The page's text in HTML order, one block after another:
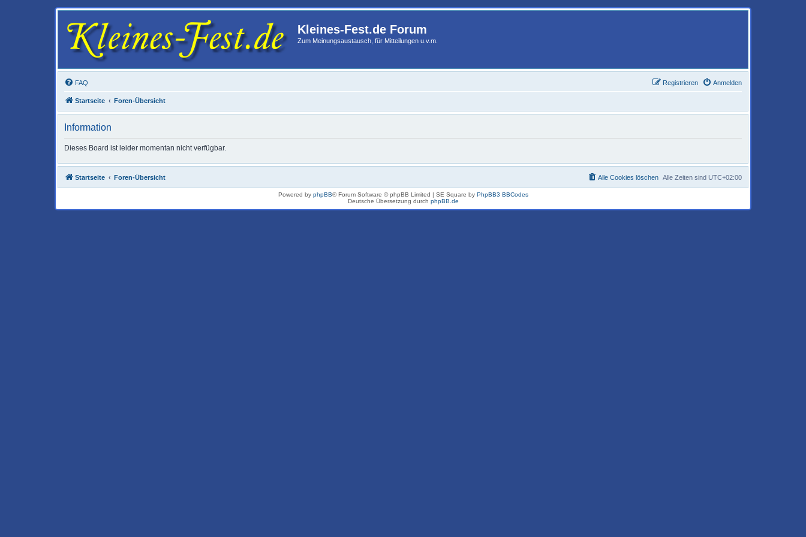
Kleines-Fest.de Forum
Zum Meinungsaustausch, für Mitteilungen u.v.m.
FAQ Anmelden
Registrieren
Startseite Foren-Übersicht
Information
Dieses Board ist leider momentan nicht verfügbar.
Startseite Foren-Übersicht Alle Zeiten sind UTC+02:00
Alle Cookies löschen
Powered by phpBB® Forum Software © phpBB Limited | SE Square by PhpBB3 BBCodes
Deutsche Übersetzung durch phpBB.de